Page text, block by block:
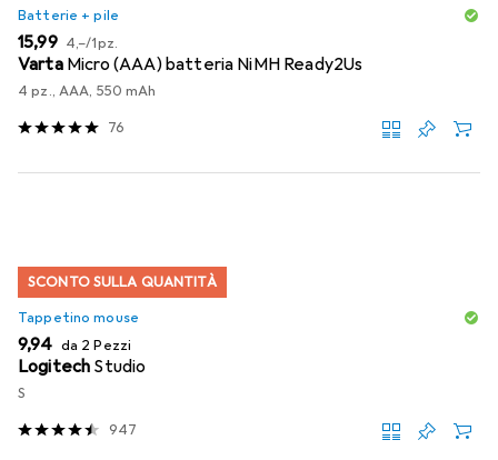
Batterie + pile
EUR
15,99 EUR
4,–/1pz.
Varta Micro (AAA) batteria NiMH Ready2Us
4 pz., AAA, 550 mAh
76
SCONTO SULLA QUANTITÀ
Tappetino mouse
EUR
9,94 da 2 Pezzi
Logitech Studio
S
947